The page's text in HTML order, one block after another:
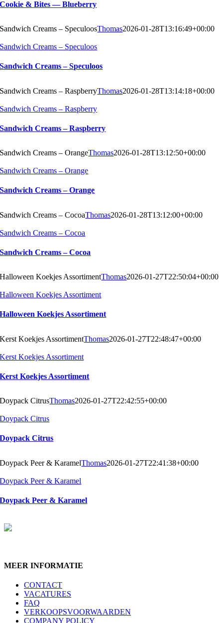
Cookie & Bites — Blueberry
Sandwich Creams – SpeculoosThomas2026-01-28T13:16:49+00:00
Sandwich Creams – Speculoos
Sandwich Creams – Speculoos
Sandwich Creams – RaspberryThomas2026-01-28T13:14:18+00:00
Sandwich Creams – Raspberry
Sandwich Creams – Raspberry
Sandwich Creams – OrangeThomas2026-01-28T13:12:50+00:00
Sandwich Creams – Orange
Sandwich Creams – Orange
Sandwich Creams – CocoaThomas2026-01-28T13:12:00+00:00
Sandwich Creams – Cocoa
Sandwich Creams – Cocoa
Halloween Koekjes AssortimentThomas2026-01-27T22:50:04+00:00
Halloween Koekjes Assortiment
Halloween Koekjes Assortiment
Kerst Koekjes AssortimentThomas2026-01-27T22:48:47+00:00
Kerst Koekjes Assortiment
Kerst Koekjes Assortiment
Doypack CitrusThomas2026-01-27T22:42:55+00:00
Doypack Citrus
Doypack Citrus
Doypack Peer & KaramelThomas2026-01-27T22:41:38+00:00
Doypack Peer & Karamel
Doypack Peer & Karamel
MEER INFORMATIE
CONTACT
VACATURES
FAQ
VERKOOPSVOORWAARDEN
COMPANY POLICY